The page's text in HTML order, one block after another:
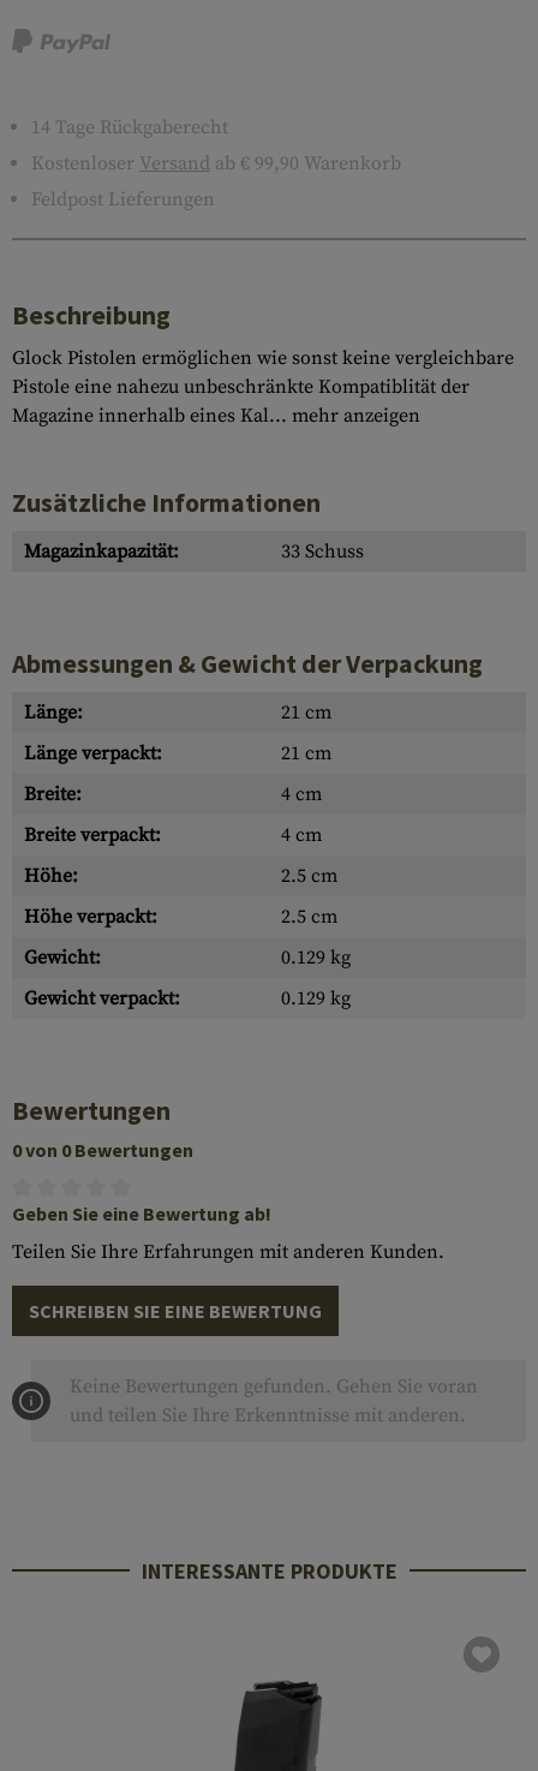
14 Tage Rückgaberecht
Kostenloser Versand ab € 99,90 Warenkorb
Feldpost Lieferungen
Beschreibung
Glock Pistolen ermöglichen wie sonst keine vergleichbare
Pistole eine nahezu unbeschränkte Kompatiblität der
Magazine innerhalb eines Kal... mehr anzeigen
Zusätzliche Informationen
Magazinkapazität: 33 Schuss
Abmessungen & Gewicht der Verpackung
Länge:
21 cm
Länge verpackt:
21 cm
Breite:
4 cm
Breite verpackt:
4 cm
Höhe:
2.5 cm
Höhe verpackt:
2.5 cm
Gewicht:
0.129 kg
Gewicht verpackt:
0.129 kg
Bewertungen
0 von 0 Bewertungen
Geben Sie eine Bewertung ab!
Teilen Sie Ihre Erfahrungen mit anderen Kunden.
SCHREIBEN SIE EINE BEWERTUNG
Keine Bewertungen gefunden. Gehen Sie voran
und teilen Sie Ihre Erkenntnisse mit anderen.
INTERESSANTE PRODUKTE